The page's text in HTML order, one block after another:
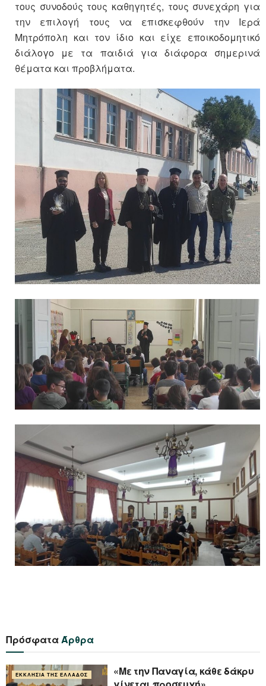
τους συνοδούς τους καθηγητές, τους συνεχάρη για
την επιλογή τους να επισκεφθούν την Ιερά
Μητρόπολη και τον ίδιο και είχε εποικοδομητικό
διάλογο με τα παιδιά για διάφορα σημερινά
θέματα και προβλήματα.
ΠρόσφαταΆρθρα
ΕΚΚΛΗΣΊΑ ΤΗΣ ΕΛΛΆΔΟΣ
«Με την Παναγία, κάθε δάκρυ